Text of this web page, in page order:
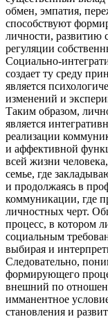
обмен, эмпатия,
способствуют
личности, развитию
регуляции
Социально-
создает ту среду
является
изменений и
Таким образом,
является
реализации
и аффективной
всей жизни
семье, где
и продолжаясь в
коммуникации, где
личностных черт.
процесс, в котором
социальным
выбирая и
Следовательно,
формирующего
внешний по
имманентное
становления и